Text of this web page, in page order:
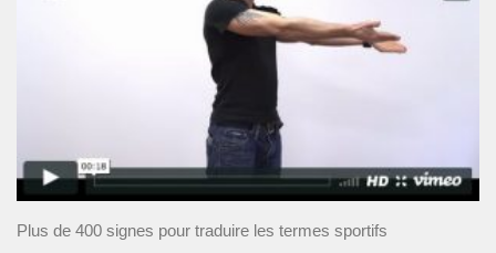
Plus de 400 signes pour traduire les termes sportifs